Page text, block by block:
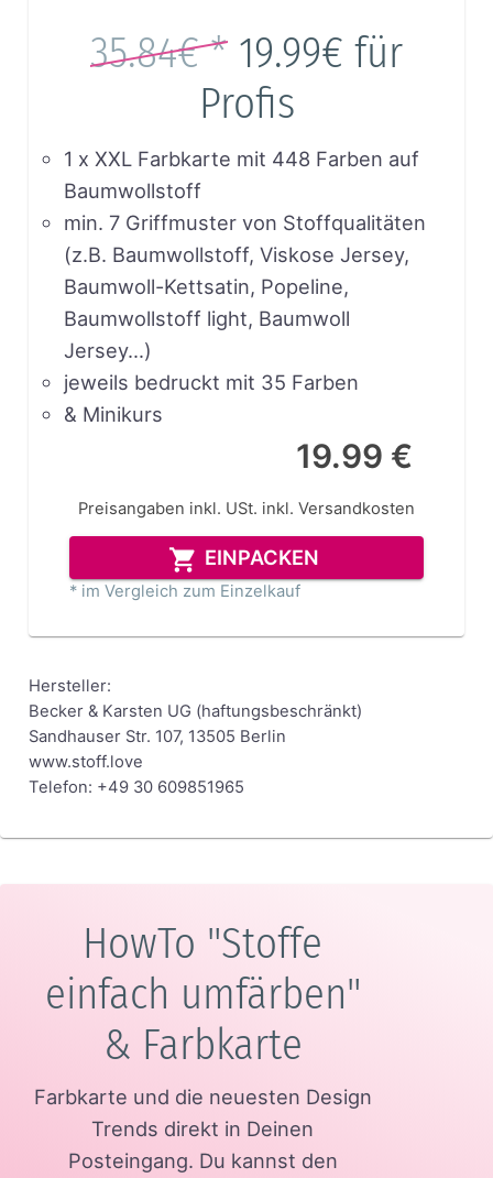
35.84€ * 19.99€ für
Profis
1 x XXL Farbkarte mit 448 Farben auf
Baumwollstoff
min. 7 Griffmuster von Stoffqualitäten
(z.B. Baumwollstoff, Viskose Jersey,
Baumwoll-Kettsatin, Popeline,
Baumwollstoff light, Baumwoll
Jersey…)
jeweils bedruckt mit 35 Farben
& Minikurs
19.99 €
Preisangaben inkl. USt. inkl. Versandkosten
EINPACKEN
* im Vergleich zum Einzelkauf
Hersteller:
Becker & Karsten UG (haftungsbeschränkt)
Sandhauser Str. 107, 13505 Berlin
www.stoff.love
Telefon: +49 30 609851965
HowTo "Stoffe
einfach umfärben"
& Farbkarte
Farbkarte und die neuesten Design
Trends direkt in Deinen
Posteingang. Du kannst den